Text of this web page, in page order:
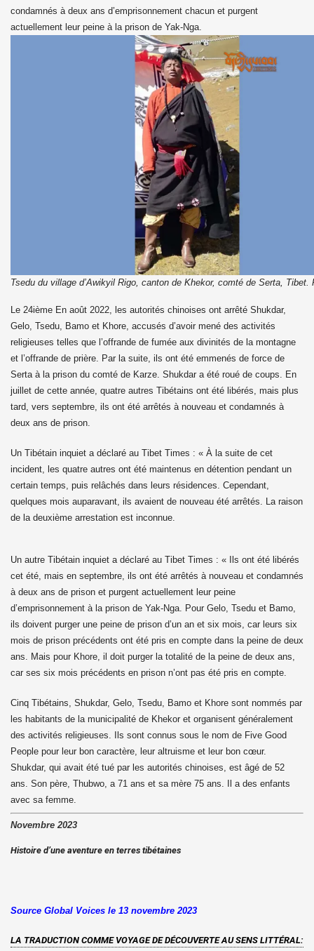
condamnés à deux ans d’emprisonnement chacun et purgent
actuellement leur peine à la prison de Yak-Nga.
Tsedu du village d’Awikyil Rigo, canton de Khekor, comté de Serta,
Le 24ième En août 2022, les autorités chinoises ont arrêté Shukdar,
Gelo, Tsedu, Bamo et Khore, accusés d’avoir mené des activités
religieuses telles que l’offrande de fumée aux divinités de la montagne
et l’offrande de prière. Par la suite, ils ont été emmenés de force de
Serta à la prison du comté de Karze. Shukdar a été roué de coups. En
juillet de cette année, quatre autres Tibétains ont été libérés, mais plus
tard, vers septembre, ils ont été arrêtés à nouveau et condamnés à
deux ans de prison.
Un Tibétain inquiet a déclaré au Tibet Times : « À la suite de cet
incident, les quatre autres ont été maintenus en détention pendant un
certain temps, puis relâchés dans leurs résidences. Cependant,
quelques mois auparavant, ils avaient de nouveau été arrêtés. La raison
de la deuxième arrestation est inconnue.
Un autre Tibétain inquiet a déclaré au Tibet Times : « Ils ont été libérés
cet été, mais en septembre, ils ont été arrêtés à nouveau et condamnés
à deux ans de prison et purgent actuellement leur peine
d’emprisonnement à la prison de Yak-Nga. Pour Gelo, Tsedu et Bamo,
ils doivent purger une peine de prison d’un an et six mois, car leurs six
mois de prison précédents ont été pris en compte dans la peine de deux
ans. Mais pour Khore, il doit purger la totalité de la peine de deux ans,
car ses six mois précédents en prison n’ont pas été pris en compte.
Cinq Tibétains, Shukdar, Gelo, Tsedu, Bamo et Khore sont nommés par
les habitants de la municipalité de Khekor et organisent généralement
des activités religieuses. Ils sont connus sous le nom de Five Good
People pour leur bon caractère, leur altruisme et leur bon cœur.
Shukdar, qui avait été tué par les autorités chinoises, est âgé de 52
ans. Son père, Thubwo, a 71 ans et sa mère 75 ans. Il a des enfants
avec sa femme.
Novembre 2023
Histoire d’une aventure en terres tibétaines
Source Global Voices le 13 novembre 2023
LA TRADUCTION COMME VOYAGE DE DÉCOUVERTE AU SENS LITTÉRAL: